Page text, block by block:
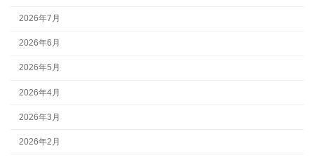
2026年7月
2026年6月
2026年5月
2026年4月
2026年3月
2026年2月